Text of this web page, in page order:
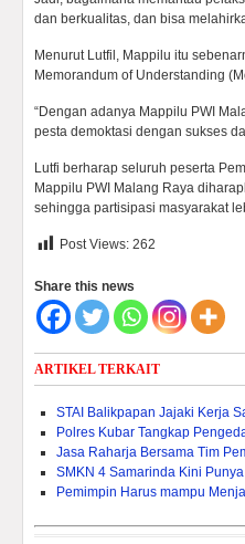
dan berkualitas, dan bisa
Menurut Lutfil, Mappilu itu
Memorandum of Understanding
“Dengan adanya Mappilu PWI
pesta demoktasi dengan sukses
Lutfi berharap seluruh peserta
Mappilu PWI Malang Raya
sehingga partisipasi masyarakat
Post Views: 262
Share this news
ARTIKEL TERKAIT
STAI Balikpapan Jajaki Kerja
Polres Kubar Tangkap
Jasa Raharja Bersama Tim
SMKN 4 Samarinda Kini
Pemimpin Harus mampu